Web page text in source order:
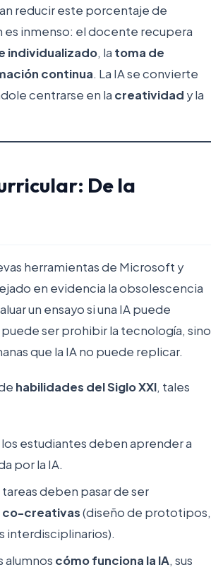
reducir este porcentaje de
es inmenso: el docente recupera
individualizado, la toma de
continua. La IA se convierte
centrarse en la creatividad y la
De la
herramientas de Microsoft y
en evidencia la obsolescencia
un ensayo si una IA puede
ser prohibir la tecnología, sino
que la IA no puede replicar.
habilidades del Siglo XXI, tales
estudiantes deben aprender a
por la IA.
tareas deben pasar de ser
co-creativas(diseño de prototipos,
interdisciplinarios).
alumnos cómo funciona la IA, sus